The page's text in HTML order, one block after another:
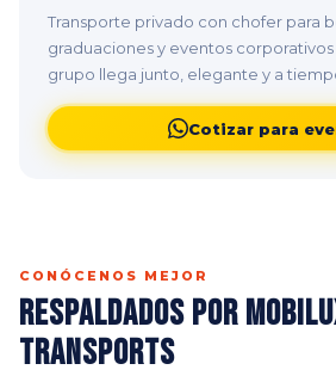
Transporte privado con chofer para
graduaciones y eventos corporativos
grupo llega junto, elegante y a
Cotizar para
CONÓCENOS MEJOR
Respaldados por
Transports